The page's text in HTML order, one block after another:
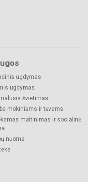
ugdymas
ugdymas
švietimas
mokiniams ir tėvams
maitinimas ir socialinė
nuoma